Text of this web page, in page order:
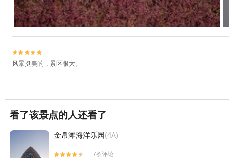


风景挺美的，景区很大。
看了该景点的人还看了
金帛滩海洋乐园(4A)


7条评论